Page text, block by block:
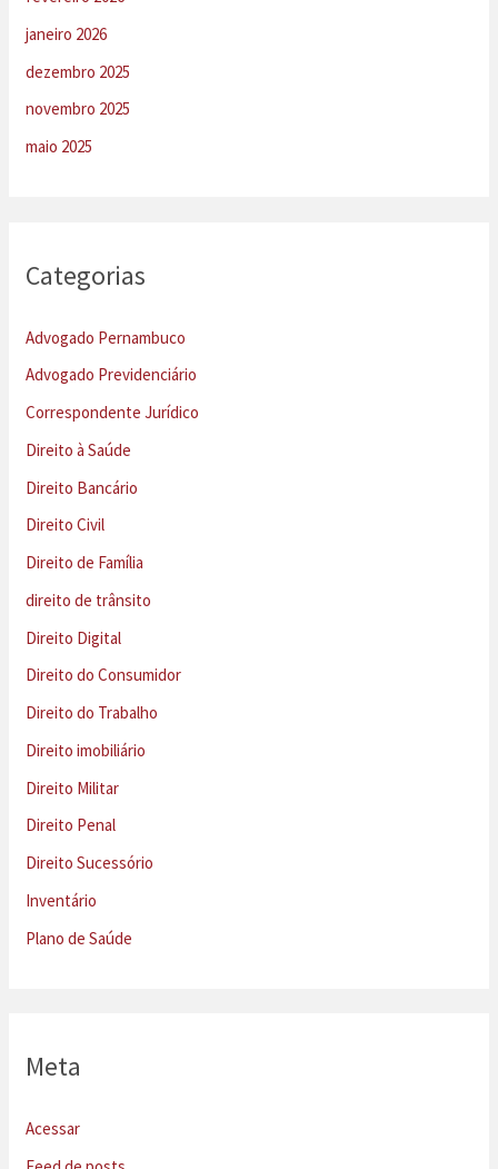
janeiro 2026
dezembro 2025
novembro 2025
maio 2025
Categorias
Advogado Pernambuco
Advogado Previdenciário
Correspondente Jurídico
Direito à Saúde
Direito Bancário
Direito Civil
Direito de Família
direito de trânsito
Direito Digital
Direito do Consumidor
Direito do Trabalho
Direito imobiliário
Direito Militar
Direito Penal
Direito Sucessório
Inventário
Plano de Saúde
Meta
Acessar